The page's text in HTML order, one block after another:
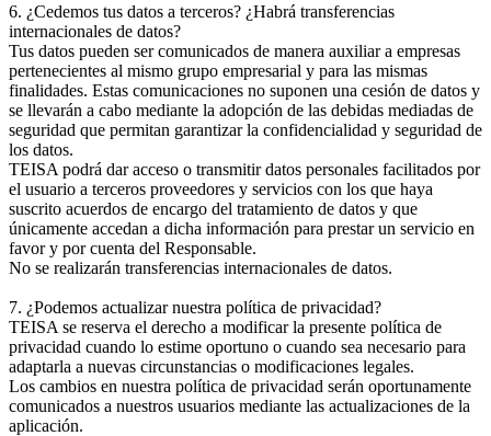
6. ¿Cedemos tus datos a terceros? ¿Habrá transferencias
internacionales de datos?
Tus datos pueden ser comunicados de manera auxiliar a empresas
pertenecientes al mismo grupo empresarial y para las mismas
finalidades. Estas comunicaciones no suponen una cesión de datos y
se llevarán a cabo mediante la adopción de las debidas mediadas de
seguridad que permitan garantizar la confidencialidad y seguridad de
los datos.
TEISA podrá dar acceso o transmitir datos personales facilitados por
el usuario a terceros proveedores y servicios con los que haya
suscrito acuerdos de encargo del tratamiento de datos y que
únicamente accedan a dicha información para prestar un servicio en
favor y por cuenta del Responsable.
No se realizarán transferencias internacionales de datos.
7. ¿Podemos actualizar nuestra política de privacidad?
TEISA se reserva el derecho a modificar la presente política de
privacidad cuando lo estime oportuno o cuando sea necesario para
adaptarla a nuevas circunstancias o modificaciones legales.
Los cambios en nuestra política de privacidad serán oportunamente
comunicados a nuestros usuarios mediante las actualizaciones de la
aplicación.